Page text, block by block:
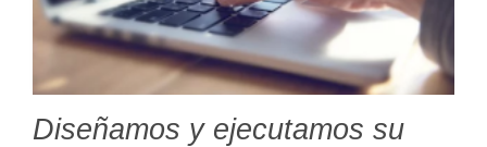
Diseñamos y ejecutamos su